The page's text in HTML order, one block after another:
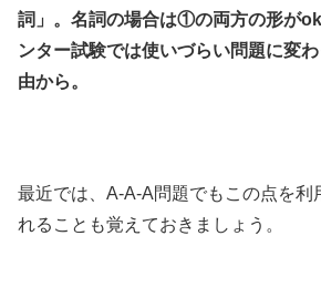
詞」。名詞の場合は①の両方の形が
ンター試験では使いづらい問題に変
由から。
最近では、A-A-A問題でもこの点を利
れることも覚えておきましょう。